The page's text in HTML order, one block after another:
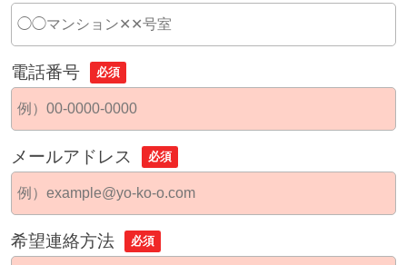
電話番号 必須
メールアドレス 必須
希望連絡方法 必須